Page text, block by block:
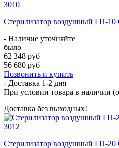
Стерилизатор воздушный ГП-
- Наличие уточняйте
было
62 348 руб
56 680 руб
Позвонить и купить
- Доставка 1-2 дня
При условии товара в наличии
Доставка без выходных!
Стерилизатор воздушный ГП-